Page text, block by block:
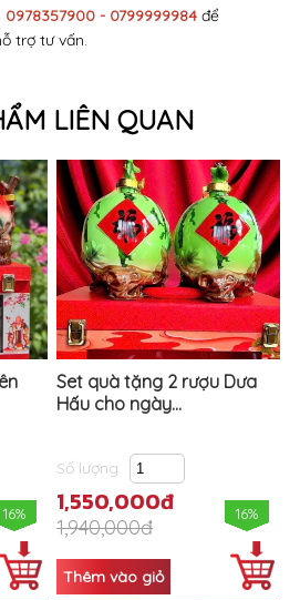
0978357900 - 0799999984 để
trợ tư vấn.
LIÊN QUAN
16%
Set quà tặng 2 rượu Dưa
Hấu cho ngày...
Số lượng
1,550,000đ
1,940,000đ
16%